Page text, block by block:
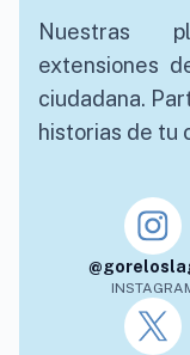
Nuestras
extensiones
ciudadana.
historias de tu